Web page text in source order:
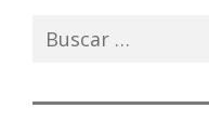
Buscar: